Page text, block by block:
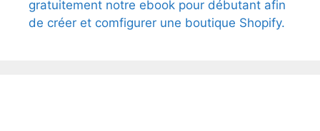
gratuitement notre ebook pour débutant afin
de créer et comfigurer une boutique Shopify.